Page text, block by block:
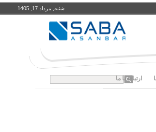
شنبه, مرداد 17, 1405
ارتباط با ما